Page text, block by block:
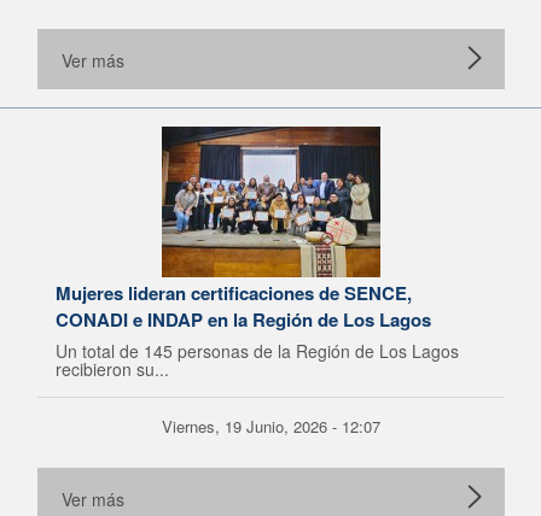
Ver más
Mujeres lideran certificaciones de SENCE,
CONADI e INDAP en la Región de Los Lagos
Un total de 145 personas de la Región de Los Lagos
recibieron su...
Viernes, 19 Junio, 2026 - 12:07
Ver más